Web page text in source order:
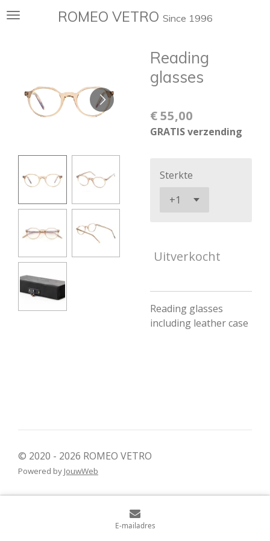
Ga
ROMEO VETRO Since 1996
Reading
glasses
€ 55,00
GRATIS verzending
Sterkte
Uitverkocht
Reading glasses
including leather case
© 2020 - 2026 ROMEO VETRO
Powered by JouwWeb
E-mailadres